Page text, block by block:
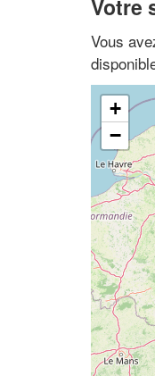
Votre
Vous
+
−